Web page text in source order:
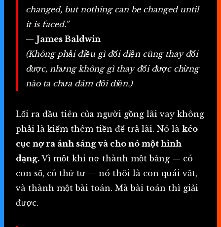
changed, but nothing can be changed until
it is faced.”
— James Baldwin
(Không phải điều gì đối diện cũng thay đổi
được, nhưng không gì thay đổi được chừng
nào ta chưa dám đối diện.)
Lối ra đầu tiên của người gồng lãi vay không
phải là kiếm thêm tiền để trả lãi. Nó là kéo
cục nợ ra ánh sáng và cho nó một hình
dạng. Vì một khi nợ thành một bảng — có
con số, có thứ tự — nó thôi là con quái vật,
và thành một bài toán. Mà bài toán thì giải
được.